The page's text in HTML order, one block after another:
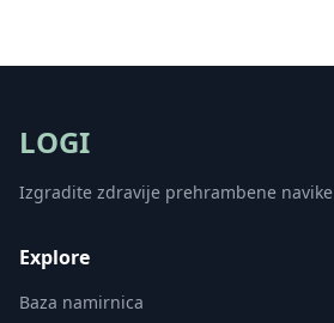
LOGI
Izgradite zdravije prehrambene navike
Explore
Baza namirnica